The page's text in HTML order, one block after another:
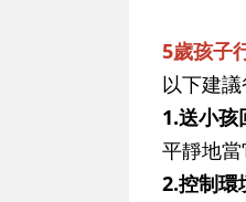
5歲孩子
以下建議
1.送小孩
平靜地當
2.控制環